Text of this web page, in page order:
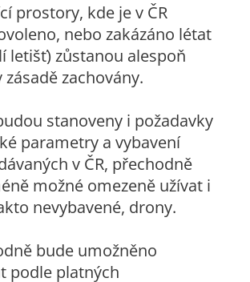
prostory, kde je v ČR
nebo zakázáno létat
letišť) zůstanou alespoň
zachovány.
stanoveny i požadavky
parametry a vybavení
v ČR, přechodně
možné omezeně užívat i
nevybavené, drony.
bude umožněno
podle platných